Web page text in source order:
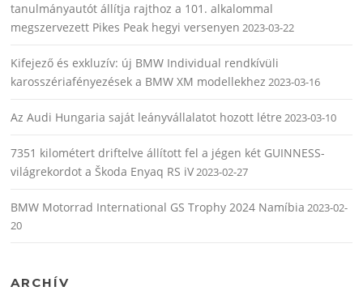
tanulmányautót állítja rajthoz a 101. alkalommal
megszervezett Pikes Peak hegyi versenyen 2023-03-22
Kifejező és exkluzív: új BMW Individual rendkívüli
karosszériafényezések a BMW XM modellekhez 2023-03-16
Az Audi Hungaria saját leányvállalatot hozott létre 2023-03-10
7351 kilométert driftelve állított fel a jégen két GUINNESS-
világrekordot a Škoda Enyaq RS iV2023-02-27
BMW Motorrad International GS Trophy 2024 Namíbia 2023-02-
20
ARCHÍV